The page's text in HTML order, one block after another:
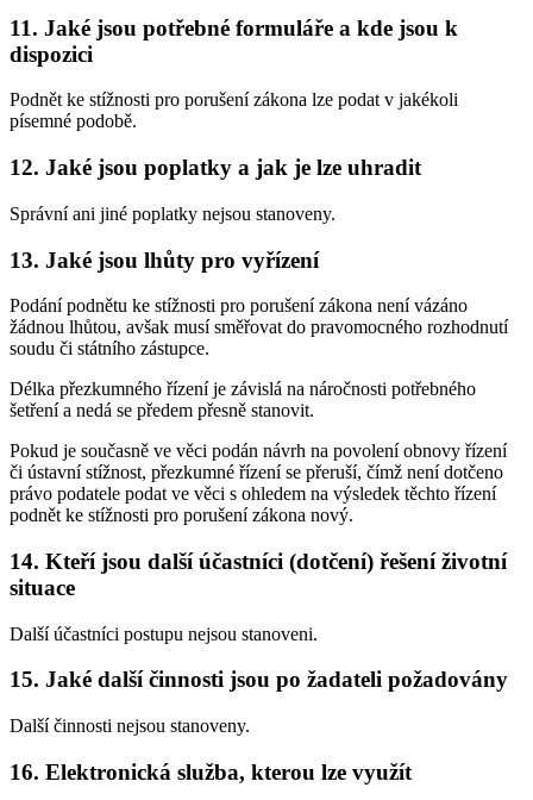
11. Jaké jsou potřebné formuláře a kde jsou k
dispozici
Podnět ke stížnosti pro porušení zákona lze podat v jakékoli
písemné podobě.
12. Jaké jsou poplatky a jak je lze uhradit
Správní ani jiné poplatky nejsou stanoveny.
13. Jaké jsou lhůty pro vyřízení
Podání podnětu ke stížnosti pro porušení zákona není vázáno
žádnou lhůtou, avšak musí směřovat do pravomocného rozhodnutí
soudu či státního zástupce.
Délka přezkumného řízení je závislá na náročnosti potřebného
šetření a nedá se předem přesně stanovit.
Pokud je současně ve věci podán návrh na povolení obnovy řízení
či ústavní stížnost, přezkumné řízení se přeruší, čímž není dotčeno
právo podatele podat ve věci s ohledem na výsledek těchto řízení
podnět ke stížnosti pro porušení zákona nový.
14. Kteří jsou další účastníci (dotčení) řešení životní
situace
Další účastníci postupu nejsou stanoveni.
15. Jaké další činnosti jsou po žadateli požadovány
Další činnosti nejsou stanoveny.
16. Elektronická služba, kterou lze využít